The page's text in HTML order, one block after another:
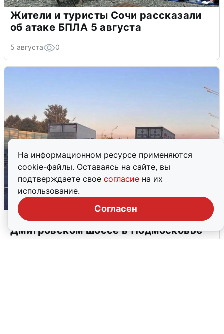
На информационном ресурсе применяются
cookie-файлы. Оставаясь на сайте, вы
подтверждаете свое согласие на их
использование.
Согласен
Жители и туристы Сочи рассказали
об атаке БПЛА 5 августа
5 августа 0
Пять машин столкнулись на
Дмитровском шоссе в Подмосковье